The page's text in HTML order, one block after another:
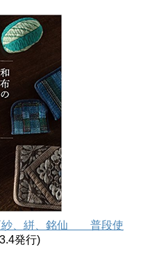
紗、絣、銘仙 普段使
発行)